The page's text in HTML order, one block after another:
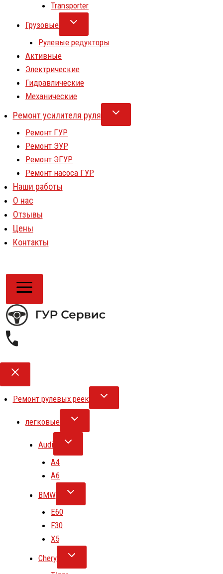
Transporter
Грузовые
Рулевые редукторы
Активные
Электрические
Гидравлические
Механические
Ремонт усилителя руля
Ремонт ГУР
Ремонт ЭУР
Ремонт ЭГУР
Ремонт насоса ГУР
Наши работы
О нас
Отзывы
Цены
Контакты
Ремонт рулевых реек
легковые
Audi
A4
A6
BMW
E60
F30
X5
Chery